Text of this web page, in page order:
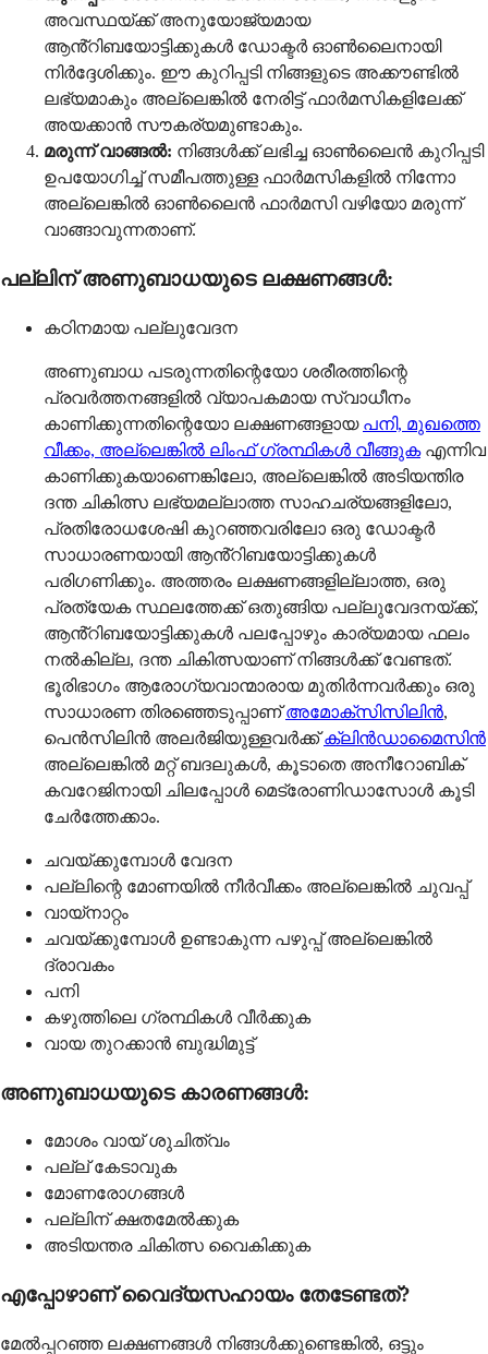
അവസ്ഥയ്ക്ക് അനുയോജ്യമായ
ആൻ്റിബയോട്ടിക്കുകൾ ഡോക്ടർ ഓൺലൈനായി
നിർദ്ദേശിക്കും. ഈ കുറിപ്പടി നിങ്ങളുടെ അക്കൗണ്ടിൽ
ലഭ്യമാകും അല്ലെങ്കിൽ നേരിട്ട് ഫാർമസികളിലേക്ക്
അയക്കാൻ സൗകര്യമുണ്ടാകും.
മരുന്ന് വാങ്ങൽ: നിങ്ങൾക്ക് ലഭിച്ച ഓൺലൈൻ കുറിപ്പടി
ഉപയോഗിച്ച് സമീപത്തുള്ള ഫാർമസികളിൽ നിന്നോ
അല്ലെങ്കിൽ ഓൺലൈൻ ഫാർമസി വഴിയോ മരുന്ന്
വാങ്ങാവുന്നതാണ്.
പല്ലിന് അണുബാധയുടെ ലക്ഷണങ്ങൾ:
കഠിനമായ പല്ലുവേദന
അണുബാധ പടരുന്നതിന്റെയോ ശരീരത്തിന്റെ
പ്രവർത്തനങ്ങളിൽ വ്യാപകമായ സ്വാധീനം
കാണിക്കുന്നതിന്റെയോ ലക്ഷണങ്ങളായ പനി, മുഖത്തെ
വീക്കം, അല്ലെങ്കിൽ ലിംഫ് ഗ്രന്ഥികൾ വീങ്ങുകഎന്നിവ
കാണിക്കുകയാണെങ്കിലോ, അല്ലെങ്കിൽ അടിയന്തിര
ദന്ത ചികിത്സ ലഭ്യമല്ലാത്ത സാഹചര്യങ്ങളിലോ,
പ്രതിരോധശേഷി കുറഞ്ഞവരിലോ ഒരു ഡോക്ടർ
സാധാരണയായി ആൻ്റിബയോട്ടിക്കുകൾ
പരിഗണിക്കും. അത്തരം ലക്ഷണങ്ങളില്ലാത്ത, ഒരു
പ്രത്യേക സ്ഥലത്തേക്ക് ഒതുങ്ങിയ പല്ലുവേദനയ്ക്ക്,
ആൻ്റിബയോട്ടിക്കുകൾ പലപ്പോഴും കാര്യമായ ഫലം
നൽകില്ല, ദന്ത ചികിത്സയാണ് നിങ്ങൾക്ക് വേണ്ടത്.
ഭൂരിഭാഗം ആരോഗ്യവാന്മാരായ മുതിർന്നവർക്കും ഒരു
സാധാരണ തിരഞ്ഞെടുപ്പാണ്അമോക്സിസിലിൻ,
പെൻസിലിൻ അലർജിയുള്ളവർക്ക്ക്ലിൻഡാമൈസിൻ
അല്ലെങ്കിൽ മറ്റ് ബദലുകൾ, കൂടാതെ അനീറോബിക്
കവറേജിനായി ചിലപ്പോൾ മെട്രോണിഡാസോൾ കൂടി
ചേർത്തേക്കാം.
ചവയ്ക്കുമ്പോൾ വേദന
പല്ലിന്റെ മോണയിൽ നീർവീക്കം അല്ലെങ്കിൽ ചുവപ്പ്
വായ്നാറ്റം
ചവയ്ക്കുമ്പോൾ ഉണ്ടാകുന്ന പഴുപ്പ് അല്ലെങ്കിൽ
ദ്രാവകം
പനി
കഴുത്തിലെ ഗ്രന്ഥികൾ വീർക്കുക
വായ തുറക്കാൻ ബുദ്ധിമുട്ട്
അണുബാധയുടെ കാരണങ്ങൾ:
മോശം വായ് ശുചിത്വം
പല്ല് കേടാവുക
മോണരോഗങ്ങൾ
പല്ലിന് ക്ഷതമേൽക്കുക
അടിയന്തര ചികിത്സ വൈകിക്കുക
എപ്പോഴാണ് വൈദ്യസഹായം തേടേണ്ടത്?
മേൽപ്പറഞ്ഞ ലക്ഷണങ്ങൾ നിങ്ങൾക്കുണ്ടെങ്കിൽ, ഒട്ടും